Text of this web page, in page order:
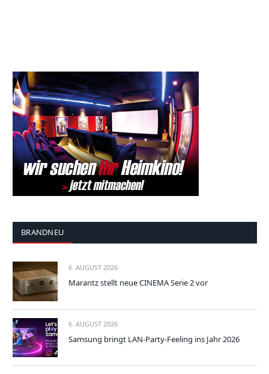
BRANDNEU
6. AUGUST 2026
Marantz stellt neue CINEMA Serie 2 vor
6. AUGUST 2026
Samsung bringt LAN-Party-Feeling ins Jahr 2026